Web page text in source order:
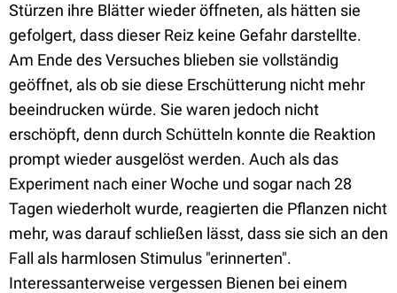
Stürzen ihre Blätter wieder öffneten, als hätten sie
gefolgert, dass dieser Reiz keine Gefahr darstellte.
Am Ende des Versuches blieben sie vollständig
geöffnet, als ob sie diese Erschütterung nicht mehr
beeindrucken würde. Sie waren jedoch nicht
erschöpft, denn durch Schütteln konnte die Reaktion
prompt wieder ausgelöst werden. Auch als das
Experiment nach einer Woche und sogar nach 28
Tagen wiederholt wurde, reagierten die Pflanzen nicht
mehr, was darauf schließen lässt, dass sie sich an den
Fall als harmlosen Stimulus "erinnerten".
Interessanterweise vergessen Bienen bei einem